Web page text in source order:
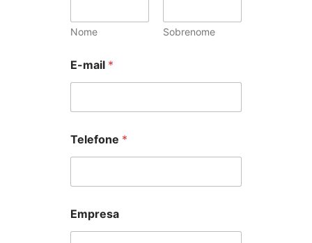
Nome Sobrenome
E-mail *
o
m
E
p
r
e
Telefone *
Empresa